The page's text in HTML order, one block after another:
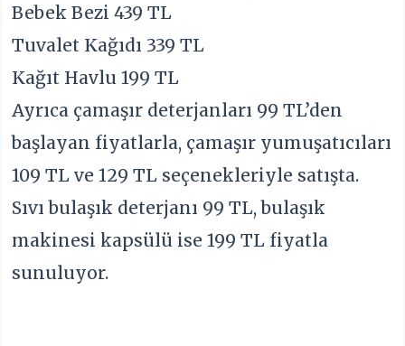
Bebek Bezi 439 TL
Tuvalet Kağıdı 339 TL
Kağıt Havlu 199 TL
Ayrıca çamaşır deterjanları 99 TL’den
başlayan fiyatlarla, çamaşır yumuşatıcıları
109 TL ve 129 TL seçenekleriyle satışta.
Sıvı bulaşık deterjanı 99 TL, bulaşık
makinesi kapsülü ise 199 TL fiyatla
sunuluyor.